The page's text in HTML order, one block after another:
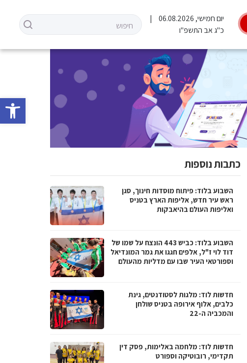
פתח
יום חמישי, 06.08.2026
כ"ג אב התשפ"ו
כתבות נוספות
השבוע בלוד: פיתוח מוסדות חינוך, סגן
ראש עיר חדש, אליפות הארץ בטניס
ואליפות העולם בהיאבקות
השבוע בלוד: כביש 443 הונצח על שמו של
דוד לוי ז"ל, אלפים חגגו את גמר המונדיאל
וספורטאי העיר שבו עם מדליות מהעולם
חדשות לוד: מלגות לסטודנטים, גינת
כלבים, אלוף אירופה בטניס שולחן
והמכביה ה-22
חדשות לוד: מלחמה באלימות, פסק דין
תקדימי, רובוטיקה וספורט